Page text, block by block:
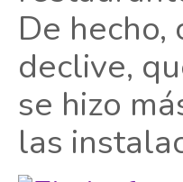
De
declive,
se hizo
las